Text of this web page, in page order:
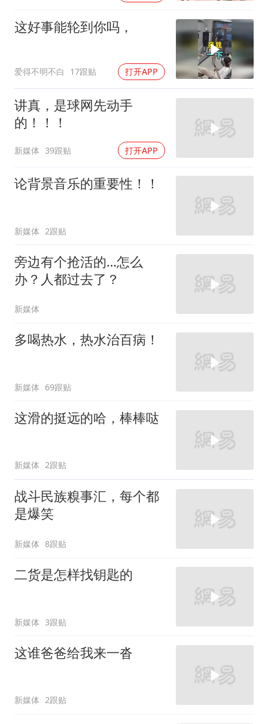
这好事能轮到你吗，
爱得不明不白 17跟贴 打开APP
讲真，是球网先动手
的！！！
新媒体 39跟贴 打开APP
论背景音乐的重要性！！
新媒体 2跟贴
旁边有个抢活的…怎么
办？人都过去了？
新媒体
多喝热水，热水治百病！
新媒体 69跟贴
这滑的挺远的哈，棒棒哒
新媒体 2跟贴
战斗民族糗事汇，每个都
是爆笑
新媒体 8跟贴
二货是怎样找钥匙的
新媒体 3跟贴
这谁爸爸给我来一沓
新媒体 2跟贴